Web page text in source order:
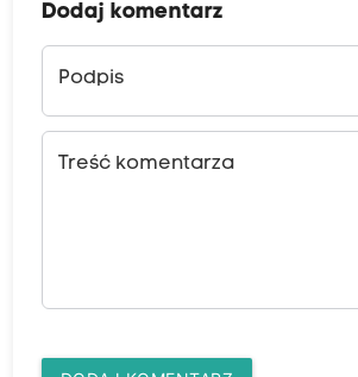
Dodaj komentarz
Podpis
Treść komentarza